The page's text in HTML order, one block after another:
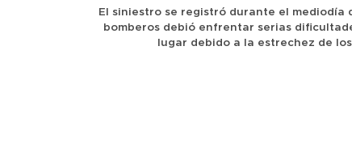
El siniestro se registró durante el mediodía
bomberos debió enfrentar serias
lugar debido a la estrechez de